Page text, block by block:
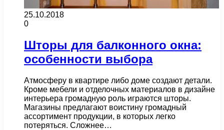
25.10.2018
0
Шторы для балконного окна:
особенности выбора
Атмосферу в квартире либо доме создают детали.
Кроме мебели и отделочных материалов в дизайне
интерьера громадную роль играются шторы.
Магазины предлагают воистину громадный
ассортимент продукции, в которых легко
потеряться. Сложнее…